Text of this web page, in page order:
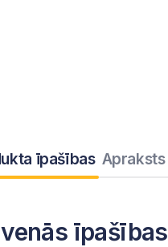
īpašības Apraksts
īpašības